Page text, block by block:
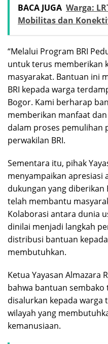
BACA JUGA Warga:
Mobilitas dan
“Melalui Program BRI
untuk terus memberikan
masyarakat. Bantuan ini
BRI kepada warga
Bogor. Kami berharap
memberikan manfaat
dalam proses pemulihan
perwakilan BRI.
Sementara itu, pihak
menyampaikan apresiasi
dukungan yang diberikan
telah membantu
Kolaborasi antara dunia
dinilai menjadi langkah
distribusi bantuan
membutuhkan.
Ketua Yayasan Almazara
bahwa bantuan sembako
disalurkan kepada warga
wilayah yang
kemanusiaan.